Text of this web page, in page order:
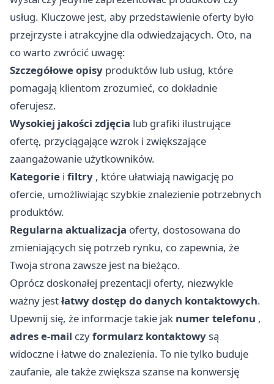
usług. Kluczowe jest, aby przedstawienie oferty było
przejrzyste i atrakcyjne dla odwiedzających. Oto, na
co warto zwrócić uwagę:
Szczegółowe opisy produktów lub usług, które
pomagają klientom zrozumieć, co dokładnie
oferujesz.
Wysokiej jakości zdjęcia lub grafiki ilustrujące
ofertę, przyciągające wzrok i zwiększające
zaangażowanie użytkowników.
Kategorie i filtry , które ułatwiają nawigację po
ofercie, umożliwiając szybkie znalezienie potrzebnych
produktów.
Regularna aktualizacja oferty, dostosowana do
zmieniających się potrzeb rynku, co zapewnia, że
Twoja strona zawsze jest na bieżąco.
Oprócz doskonałej prezentacji oferty, niezwykle
ważny jestłatwy dostęp do danych kontaktowych.
Upewnij się, że informacje takie jak numer telefonu ,
adres e-mail czyformularz kontaktowy są
widoczne i łatwe do znalezienia. To nie tylko buduje
zaufanie, ale także zwiększa szanse na konwersję